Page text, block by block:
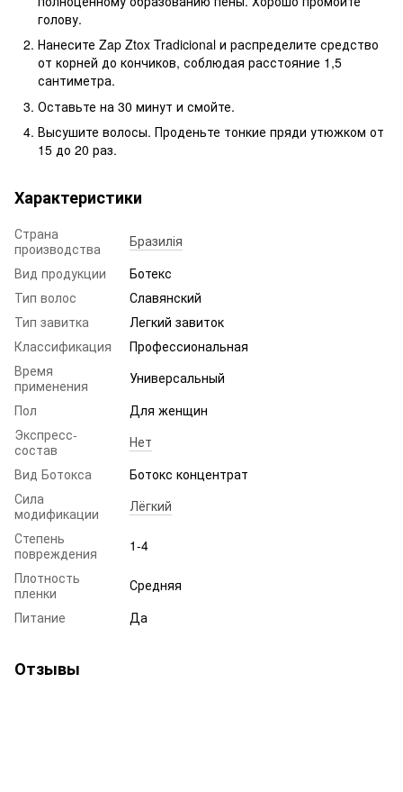
голову.
Нанесите Zap Ztox Tradicional и распределите средство
от корней до кончиков, соблюдая расстояние 1,5
сантиметра.
Оставьте на 30 минут и смойте.
Высушите волосы. Проденьте тонкие пряди утюжком от
15 до 20 раз.
Характеристики
Страна
производства
Бразилія
Вид продукции
Ботекс
Тип волос
Славянский
Тип завитка
Легкий завиток
Классификация
Профессиональная
Время
применения
Универсальный
Пол
Для женщин
Экспресс-
состав
Нет
Вид Ботокса
Ботокс концентрат
Сила
модификации
Лёгкий
Степень
повреждения
1-4
Плотность
пленки
Средняя
Питание
Да
Отзывы